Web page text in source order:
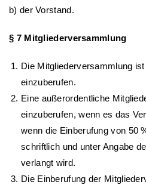
b) der Vorstand.
§ 7 Mitgliederversammlung
Die Mitgliederversammlung
einzuberufen.
Eine außerordentliche
einzuberufen, wenn es das
wenn die Einberufung von 50
schriftlich und unter Angabe
verlangt wird.
Die Einberufung der